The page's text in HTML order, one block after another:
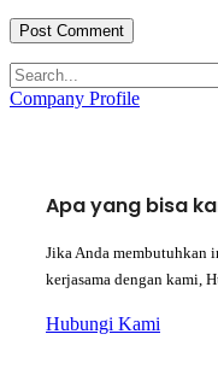
Company Profile
Apa yang bisa
Jika Anda membutuhkan
kerjasama dengan kami,
Hubungi Kami